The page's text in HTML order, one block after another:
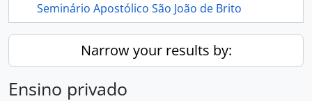
Seminário Apostólico São João de Brito
Narrow your results by:
Ensino privado